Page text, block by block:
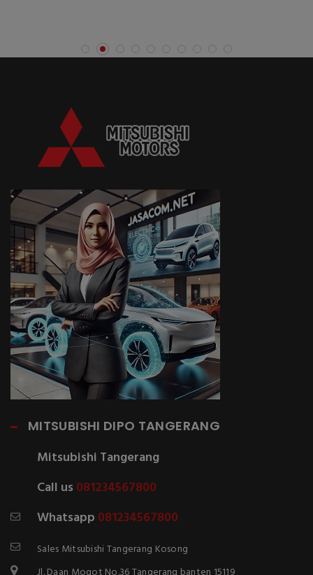
MITSUBISHI DIPO TANGERANG
Mitsubishi Tangerang
Call us 081234567800
Whatsapp 081234567800
Sales Mitsubishi Tangerang Kosong